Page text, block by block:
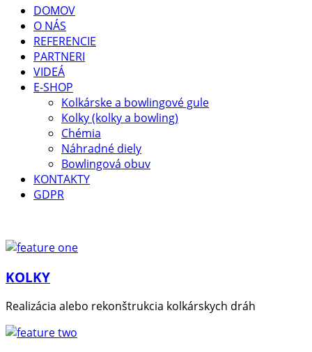
DOMOV
O NÁS
REFERENCIE
PARTNERI
VIDEÁ
E-SHOP
Kolkárske a bowlingové gule
Kolky (kolky a bowling)
Chémia
Náhradné diely
Bowlingová obuv
KONTAKTY
GDPR
KOLKY
Realizácia alebo rekonštrukcia kolkárskych dráh